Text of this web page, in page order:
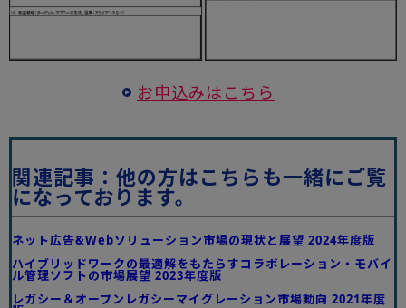
お申込みはこちら
関連記事：他の方はこちらも一緒にご覧
になっております。
ネット広告&Webソリューション市場の現状と展望 2024年度版
ハイブリッドワークの最適解をもたらすコラボレーション・モバイ
ル管理ソフトの市場展望 2023年度版
レガシー＆オープンレガシーマイグレーション市場動向 2021年度